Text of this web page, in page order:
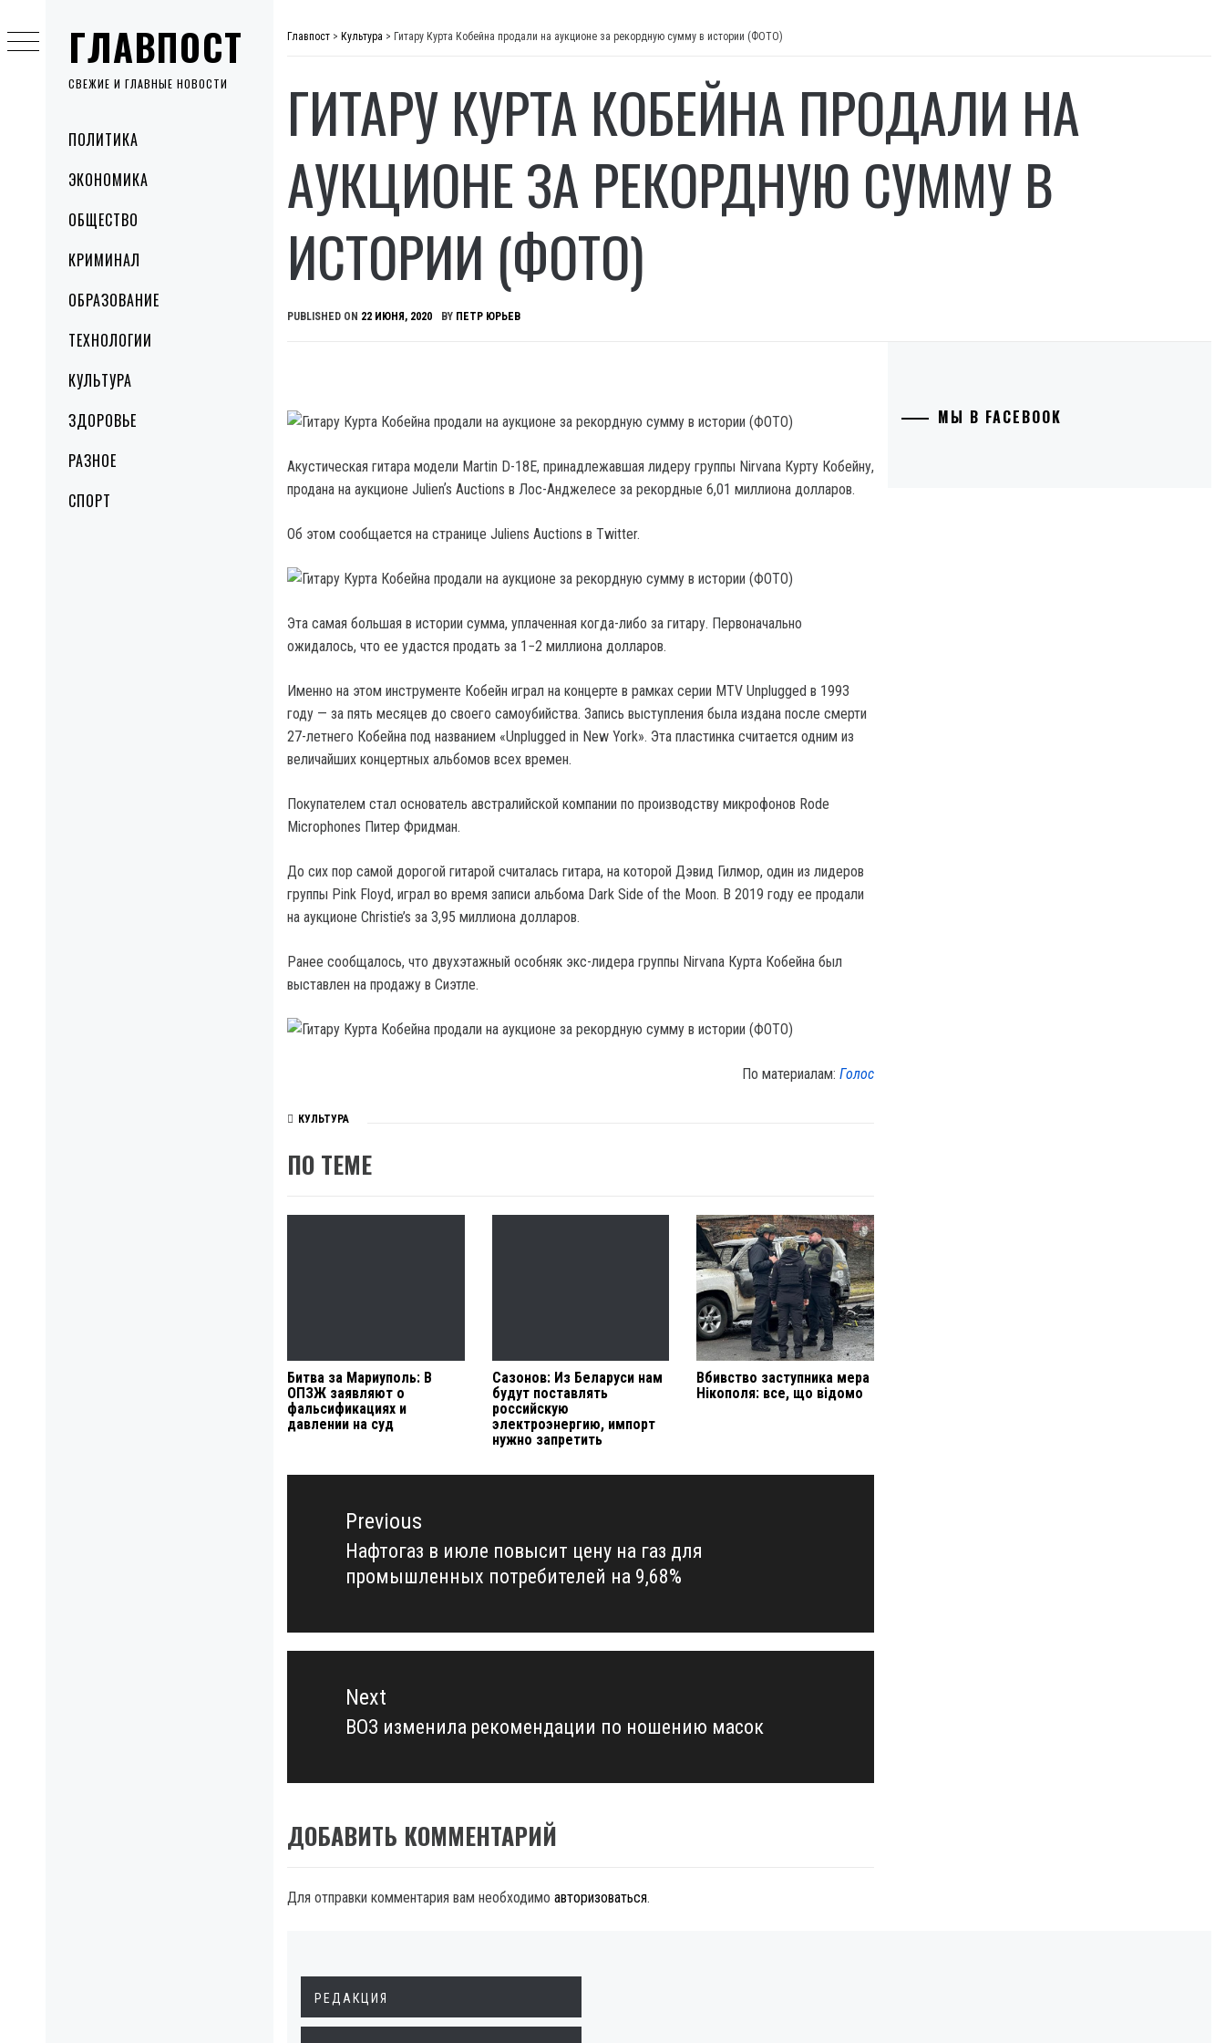
ГЛАВПОСТ
СВЕЖИЕ И ГЛАВНЫЕ НОВОСТИ
MenuПОЛИТИКА
ЭКОНОМИКА
ОБЩЕСТВО
КРИМИНАЛ
ОБРАЗОВАНИЕ
ТЕХНОЛОГИИ
КУЛЬТУРА
ЗДОРОВЬЕ
РАЗНОЕ
СПОРТ
to
content
Главпост > Культура > Гитару Курта Кобейна продали на аукционе за рекордную сумму в истории (ФОТО)
ГИТАРУ КУРТА КОБЕЙНА ПРОДАЛИ НА
АУКЦИОНЕ ЗА РЕКОРДНУЮ СУММУ В
ИСТОРИИ (ФОТО)
PUBLISHED ON 22 ИЮНЯ, 2020 BY ПЕТР ЮРЬЕВ
Акустическая гитара модели Martin D-18E, принадлежавшая лидеру группы Nirvana Курту Кобейну,
продана на аукционе Julienʼs Auctions в Лос-Анджелесе за рекордные 6,01 миллиона долларов.
Об этом сообщается на странице Juliens Auctions в Twitter.
Эта самая большая в истории сумма, уплаченная когда-либо за гитару. Первоначально
ожидалось, что ее удастся продать за 1−2 миллиона долларов.
Именно на этом инструменте Кобейн играл на концерте в рамках серии MTV Unplugged в 1993
году — за пять месяцев до своего самоубийства. Запись выступления была издана после смерти
27-летнего Кобейна под названием «Unplugged in New York». Эта пластинка считается одним из
величайших концертных альбомов всех времен.
Покупателем стал основатель австралийской компании по производству микрофонов Rode
Microphones Питер Фридман.
До сих пор самой дорогой гитарой считалась гитара, на которой Дэвид Гилмор, один из лидеров
группы Pink Floyd, играл во время записи альбома Dark Side of the Moon. В 2019 году ее продали
на аукционе Christie’s за 3,95 миллиона долларов.
Ранее сообщалось, что двухэтажный особняк экс-лидера группы Nirvana Курта Кобейна был
выставлен на продажу в Сиэтле.
По материалам:Голос
КУЛЬТУРА
ПО ТЕМЕ
Битва за Мариуполь: В
ОПЗЖ заявляют о
фальсификациях и
давлении на суд
Сазонов: Из Беларуси нам
будут поставлять
российскую
электроэнергию, импорт
нужно запретить
Вбивство заступника мера
Нікополя: все, що відомо
Навигация
записямPrevious
Previous
post:
Нафтогаз в июле повысит цену на газ для
промышленных потребителей на 9,68%
Next
Next
ВОЗ изменила рекомендации по ношению масок
ДОБАВИТЬ КОММЕНТАРИЙ
Для отправки комментария вам необходимо авторизоваться.
МЫ В FACEBOOK
РЕДАКЦИЯ